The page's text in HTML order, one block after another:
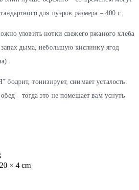
для пуэров размера – 400 г.
уловить нотки свежего ржаного хлеба
дыма, небольшую кислинку ягод
тонизирует, снимает усталость.
– тогда это не помешает вам уснуть
× 4 cm